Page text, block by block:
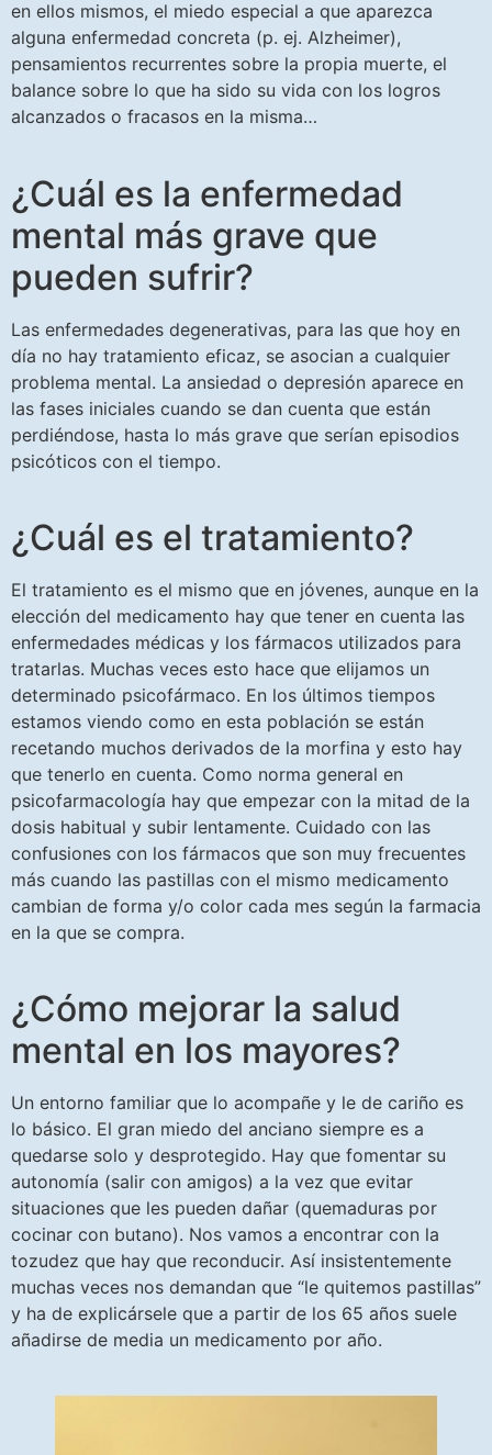
en ellos mismos, el miedo especial a que aparezca
alguna enfermedad concreta (p. ej. Alzheimer),
pensamientos recurrentes sobre la propia muerte, el
balance sobre lo que ha sido su vida con los logros
alcanzados o fracasos en la misma…
¿Cuál es la enfermedad
mental más grave que
pueden sufrir?
Las enfermedades degenerativas, para las que hoy en
día no hay tratamiento eficaz, se asocian a cualquier
problema mental. La ansiedad o depresión aparece en
las fases iniciales cuando se dan cuenta que están
perdiéndose, hasta lo más grave que serían episodios
psicóticos con el tiempo.
¿Cuál es el tratamiento?
El tratamiento es el mismo que en jóvenes, aunque en la
elección del medicamento hay que tener en cuenta las
enfermedades médicas y los fármacos utilizados para
tratarlas. Muchas veces esto hace que elijamos un
determinado psicofármaco. En los últimos tiempos
estamos viendo como en esta población se están
recetando muchos derivados de la morfina y esto hay
que tenerlo en cuenta. Como norma general en
psicofarmacología hay que empezar con la mitad de la
dosis habitual y subir lentamente. Cuidado con las
confusiones con los fármacos que son muy frecuentes
más cuando las pastillas con el mismo medicamento
cambian de forma y/o color cada mes según la farmacia
en la que se compra.
¿Cómo mejorar la salud
mental en los mayores?
Un entorno familiar que lo acompañe y le de cariño es
lo básico. El gran miedo del anciano siempre es a
quedarse solo y desprotegido. Hay que fomentar su
autonomía (salir con amigos) a la vez que evitar
situaciones que les pueden dañar (quemaduras por
cocinar con butano). Nos vamos a encontrar con la
tozudez que hay que reconducir. Así insistentemente
muchas veces nos demandan que “le quitemos pastillas”
y ha de explicársele que a partir de los 65 años suele
añadirse de media un medicamento por año.